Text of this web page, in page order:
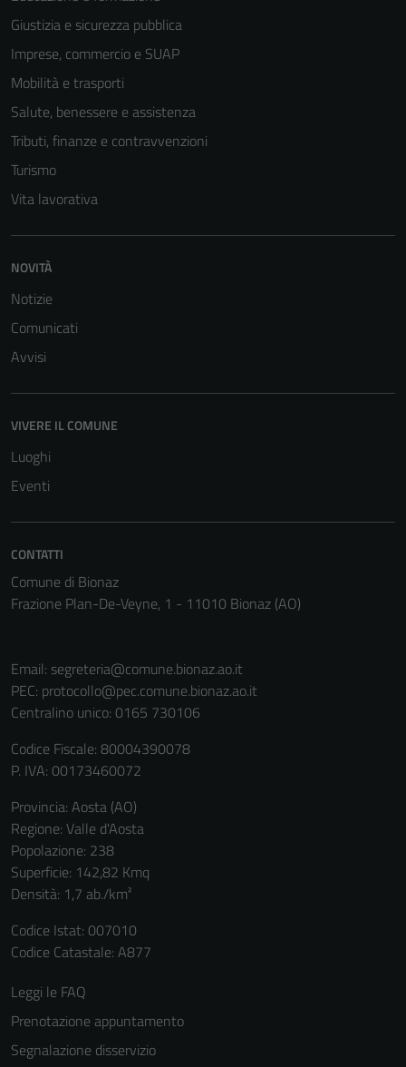
Giustizia e sicurezza pubblica
Imprese, commercio e SUAP
Mobilità e trasporti
Salute, benessere e assistenza
Tributi, finanze e contravvenzioni
Turismo
Vita lavorativa
NOVITÀ
Notizie
Comunicati
Avvisi
VIVERE IL COMUNE
Luoghi
Eventi
CONTATTI
Comune di Bionaz
Frazione Plan-De-Veyne, 1 - 11010 Bionaz (AO)
Email: segreteria@comune.bionaz.ao.it
PEC: protocollo@pec.comune.bionaz.ao.it
Centralino unico: 0165 730106
Codice Fiscale: 80004390078
P. IVA: 00173460072
Provincia: Aosta (AO)
Regione: Valle d'Aosta
Popolazione: 238
Superficie: 142,82 Kmq
Densità: 1,7 ab./km²
Codice Istat: 007010
Codice Catastale: A877
Leggi le FAQ
Prenotazione appuntamento
Segnalazione disservizio
possono